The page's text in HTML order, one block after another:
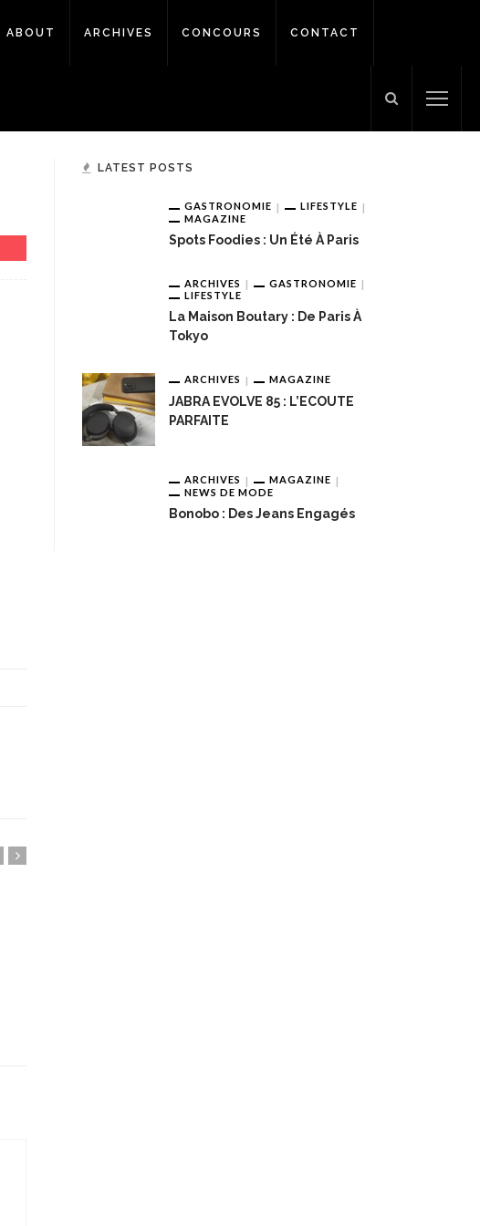
ABOUT ARCHIVES CONCOURS CONTACT
LATEST POSTS
GASTRONOMIE
LIFESTYLE
MAGAZINE
Spots Foodies : Un Été À Paris
ARCHIVES
GASTRONOMIE
LIFESTYLE
La Maison Boutary : De Paris À
Tokyo
ARCHIVES MAGAZINE
JABRA EVOLVE 85 : L’ECOUTE
PARFAITE
ARCHIVES
MAGAZINE
NEWS DE MODE
Bonobo : Des Jeans Engagés